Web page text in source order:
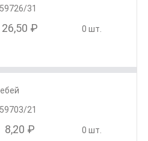
31
26,50 ₽ 0 шт.
21
8,20 ₽ 0 шт.